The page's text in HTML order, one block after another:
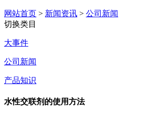
网站首页 > 新闻资讯 > 公司新闻
切换类目
大事件
公司新闻
产品知识
水性交联剂的使用方法